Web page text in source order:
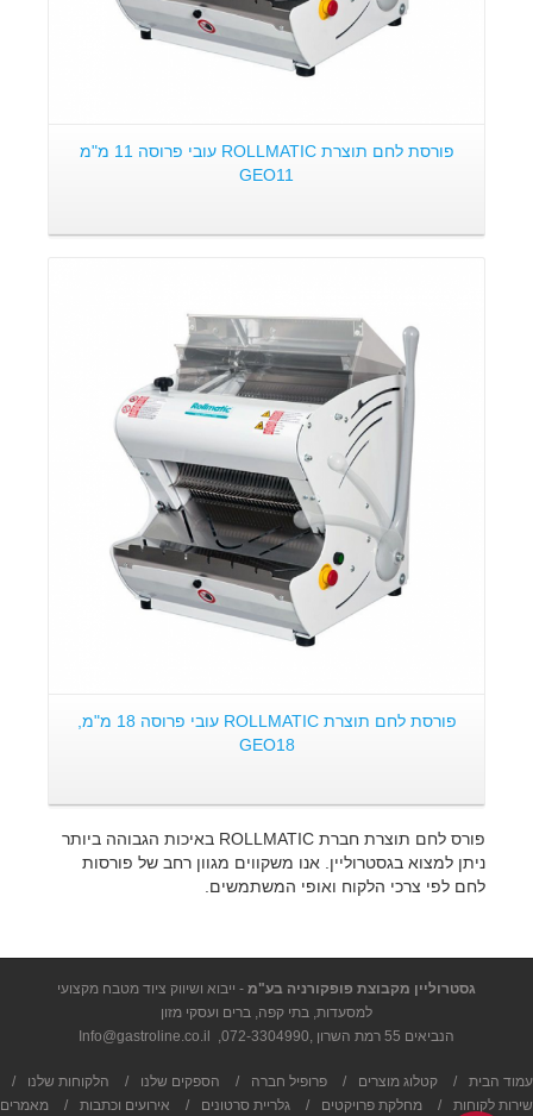
פורסת לחם תוצרת ROLLMATIC עובי פרוסה 11 מ"מ
GEO11
פרטים:
פורסת לחם תוצרת ROLLMATIC עובי פרוסה 18 מ"מ,
GEO18
פורס לחם תוצרת חברת ROLLMATIC באיכות הגבוהה ביותר
ניתן למצוא בגסטרוליין. אנו משקווים מגוון רחב של פורסות
לחם לפי צרכי הלקוח ואופי המשתמשים.
גסטרוליין מקבוצת פופקורניה בע"מ - ייבוא ושיווק ציוד מטבח מקצועי
למסעדות, בתי קפה, ברים ועסקי מזון
הנביאים 55 רמת השרון ,
072-3304990
,
Info@gastroline.co.il
עמוד הבית / קטלוג מוצרים / פרופיל חברה / הספקים שלנו / הלקוחות שלנו
/
שירות לקוחות
/ מחלקת פרויקטים / גלריית סרטונים / אירועים וכתבות / מאמרים